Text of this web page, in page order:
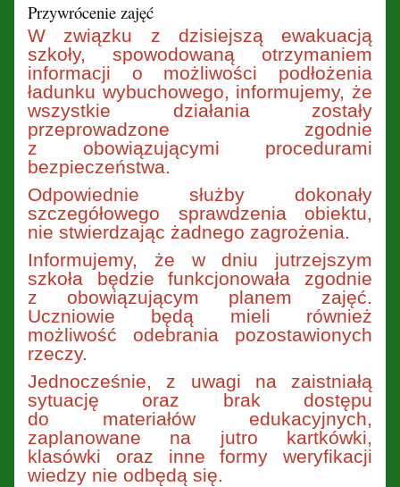
Przywrócenie zajęć
W związku z dzisiejszą ewakuacją
szkoły, spowodowaną otrzymaniem
informacji o możliwości podłożenia
ładunku wybuchowego, informujemy, że
wszystkie działania zostały
przeprowadzone zgodnie
z obowiązującymi procedurami
bezpieczeństwa.
Odpowiednie służby dokonały
szczegółowego sprawdzenia obiektu,
nie stwierdzając żadnego zagrożenia.
Informujemy, że w dniu jutrzejszym
szkoła będzie funkcjonowała zgodnie
z obowiązującym planem zajęć.
Uczniowie będą mieli również
możliwość odebrania pozostawionych
rzeczy.
Jednocześnie, z uwagi na zaistniałą
sytuację oraz brak dostępu
do materiałów edukacyjnych,
zaplanowane na jutro kartkówki,
klasówki oraz inne formy weryfikacji
wiedzy nie odbędą się.